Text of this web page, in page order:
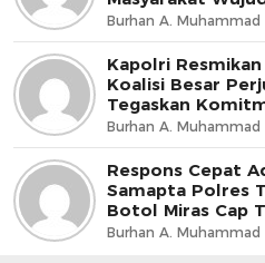
Jalan
Burhan A. Muhammad
Kapolri
Koalisi Besar
Tegaskan
dan Jaga Iklim
Burhan A. Muhammad
Respons Cepat
Samapta Polres
Botol Miras Cap
Burhan A. Muhammad